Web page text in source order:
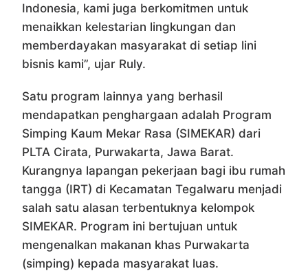
Indonesia, kami juga berkomitmen untuk
menaikkan kelestarian lingkungan dan
memberdayakan masyarakat di setiap lini
bisnis kami”, ujar Ruly.
Satu program lainnya yang berhasil
mendapatkan penghargaan adalah Program
Simping Kaum Mekar Rasa (SIMEKAR) dari
PLTA Cirata, Purwakarta, Jawa Barat.
Kurangnya lapangan pekerjaan bagi ibu rumah
tangga (IRT) di Kecamatan Tegalwaru menjadi
salah satu alasan terbentuknya kelompok
SIMEKAR. Program ini bertujuan untuk
mengenalkan makanan khas Purwakarta
(simping) kepada masyarakat luas.